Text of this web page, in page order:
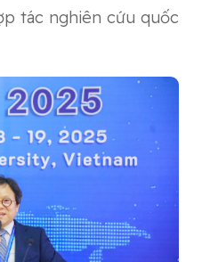
tác nghiên cứu quốc